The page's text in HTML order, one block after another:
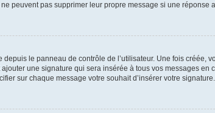
peuvent pas supprimer leur propre message si une réponse
le panneau de contrôle de l’utilisateur. Une fois créée,
une signature qui sera insérée à tous vos messages
sur chaque message votre souhait d’insérer votre signature.